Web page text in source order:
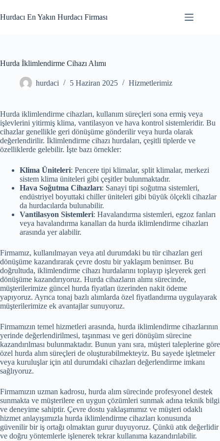
to
content
Hurdacı En Yakın Hurdacı Firması
Hurda İklimlendirme Cihazı Alımı
hurdaci 5 Haziran 2025 Hizmetlerimiz
Hurda iklimlendirme cihazları, kullanım süreçleri sona ermiş veya
işlevlerini yitirmiş klima, vantilasyon ve hava kontrol sistemleridir. Bu
cihazlar genellikle geri dönüşüme gönderilir veya hurda olarak
değerlendirilir. İklimlendirme cihazı hurdaları, çeşitli tiplerde ve
özelliklerde gelebilir. İşte bazı örnekler:
Klima Üniteleri: Pencere tipi klimalar, split klimalar, merkezi
sistem klima üniteleri gibi çeşitler bulunmaktadır.
Hava Soğutma Cihazları: Sanayi tipi soğutma sistemleri,
endüstriyel boyuttaki chiller üniteleri gibi büyük ölçekli cihazlar
da hurdacılarda bulunabilir.
Vantilasyon Sistemleri: Havalandırma sistemleri, egzoz fanları
veya havalandırma kanalları da hurda iklimlendirme cihazları
arasında yer alabilir.
Firmamız, kullanılmayan veya atıl durumdaki bu tür cihazları geri
dönüşüme kazandırarak çevre dostu bir yaklaşım benimser. Bu
doğrultuda, iklimlendirme cihazı hurdalarını toplayıp işleyerek geri
dönüşüme kazandırıyoruz. Hurda cihazların alımı sürecinde,
müşterilerimize güncel hurda fiyatları üzerinden nakit ödeme
yapıyoruz. Ayrıca tonaj bazlı alımlarda özel fiyatlandırma uygulayarak
müşterilerimize ek avantajlar sunuyoruz.
Firmamızın temel hizmetleri arasında, hurda iklimlendirme cihazlarının
yerinde değerlendirilmesi, taşınması ve geri dönüşüm sürecine
kazandırılması bulunmaktadır. Bunun yanı sıra, müşteri taleplerine göre
özel hurda alım süreçleri de oluşturabilmekteyiz. Bu sayede işletmeler
veya kuruluşlar için atıl durumdaki cihazları değerlendirme imkanı
sağlıyoruz.
Firmamızın uzman kadrosu, hurda alım sürecinde profesyonel destek
sunmakta ve müşterilere en uygun çözümleri sunmak adına teknik bilgi
ve deneyime sahiptir. Çevre dostu yaklaşımımız ve müşteri odaklı
hizmet anlayışımızla hurda iklimlendirme cihazları konusunda
güvenilir bir iş ortağı olmaktan gurur duyuyoruz. Çünkü atık değerlidir
ve doğru yöntemlerle işlenerek tekrar kullanıma kazandırılabilir.